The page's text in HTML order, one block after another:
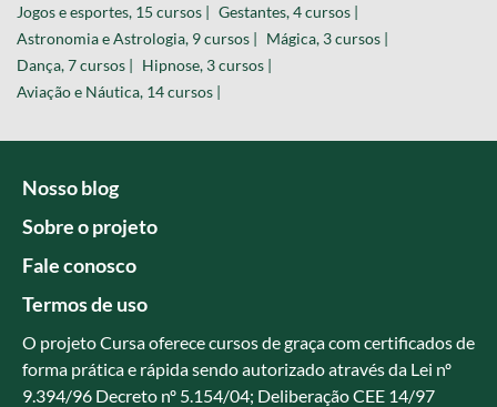
Jogos e esportes, 15 cursos | Gestantes, 4 cursos |
Astronomia e Astrologia, 9 cursos | Mágica, 3 cursos |
Dança, 7 cursos | Hipnose, 3 cursos |
Aviação e Náutica, 14 cursos |
Nosso blog
Sobre o projeto
Fale conosco
Termos de uso
O projeto Cursa oferece cursos de graça com certificados de
forma prática e rápida sendo autorizado através da Lei nº
9.394/96 Decreto nº 5.154/04; Deliberação CEE 14/97